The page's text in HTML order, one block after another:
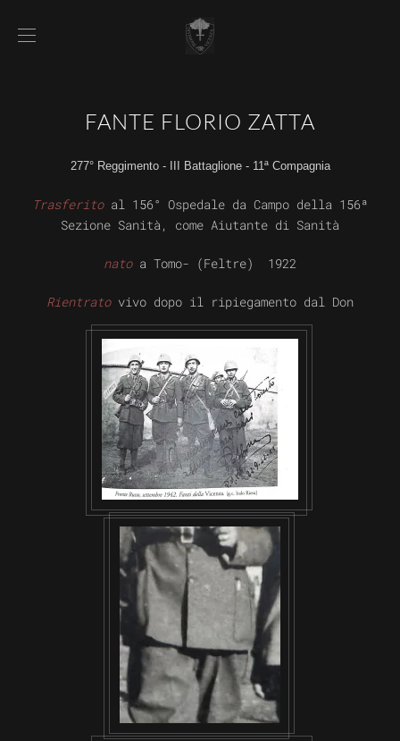
FANTE FLORIO ZATTA
277° Reggimento - III Battaglione - 11ª Compagnia
Trasferitoal 156° Ospedale da Campo della 156ª
Sezione Sanità, come Aiutante di Sanità
natoa Tomo- (Feltre) 1922
Rientratovivo dopo il ripiegamento dal Don
VISUALIZZA
VISUALIZZA